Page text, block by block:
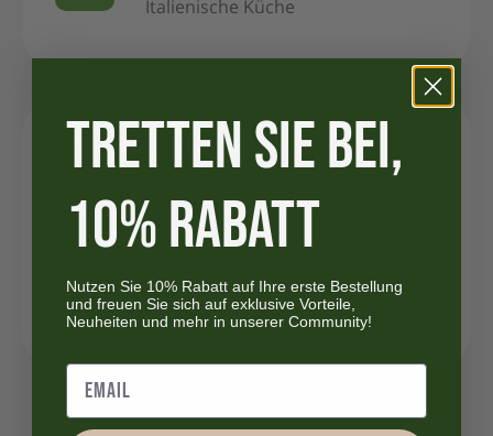
Italienische Küche
Die Kategorien der Artikel
Entdeckung der Regionen in Italien
Italienische Gastronomie(23)
Italienische Rezepte(14)
TRETTEN SIE BEI,
10% RABATT
Nutzen Sie 10% Rabatt auf Ihre erste Bestellung
und freuen Sie sich auf exklusive Vorteile,
Neuheiten und mehr in unserer Community!